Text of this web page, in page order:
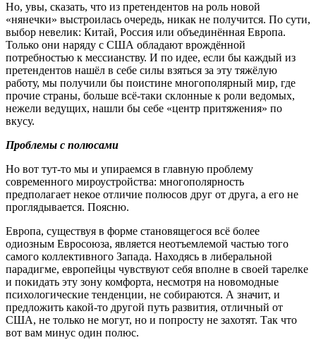
Но, увы, сказать, что из претендентов на роль новой
«нянечки» выстроилась очередь, никак не получится. По сути,
выбор невелик: Китай, Россия или объединённая Европа.
Только они наряду с США обладают врождённой
потребностью к мессианству. И по идее, если бы каждый из
претендентов нашёл в себе силы взяться за эту тяжёлую
работу, мы получили бы поистине многополярный мир, где
прочие страны, больше всё-таки склонные к роли ведомых,
нежели ведущих, нашли бы себе «центр притяжения» по
вкусу.
Проблемы с полюсами
Но вот тут-то мы и упираемся в главную проблему
современного мироустройства: многополярность
предполагает некое отличие полюсов друг от друга, а его не
проглядывается. Поясню.
Европа, существуя в форме становящегося всё более
одиозным Евросоюза, является неотъемлемой частью того
самого коллективного Запада. Находясь в либеральной
парадигме, европейцы чувствуют себя вполне в своей тарелке
и покидать эту зону комфорта, несмотря на новомодные
психологические тенденции, не собираются. А значит, и
предложить какой-то другой путь развития, отличный от
США, не только не могут, но и попросту не захотят. Так что
вот вам минус один полюс.